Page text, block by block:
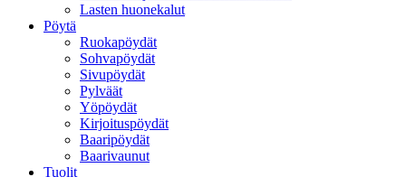
Lasten huonekalut
Pöytä
Ruokapöydät
Sohvapöydät
Sivupöydät
Pylväät
Yöpöydät
Kirjoituspöydät
Baaripöydät
Baarivaunut
Tuolit